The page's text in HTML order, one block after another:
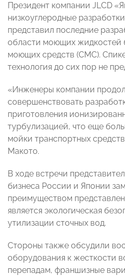
Президент компании JLCD
низкоуглеродные
представил последние
области моющих жидкостей
моющих средств (СМС).
технология до сих пор не
«Инженеры компании
совершенствовать
приготовления
турбулизацией, что еще
мойки транспортных
Макото.
В ходе встречи
бизнеса России и Японии
преимуществом
является экологическая
утилизации сточных вод.
Стороны также обсудили
оборудования к жесткости
перепадам, франшизные